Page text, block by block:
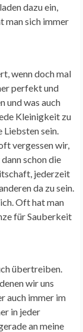
dazu ein,
man sich immer
wenn doch mal
perfekt und
und was auch
Kleinigkeit zu
sein.
vergessen wir,
schon die
jederzeit
da zu sein.
Oft hat man
für Sauberkeit
übertreiben.
wir uns
auch immer im
in jeder
an meine